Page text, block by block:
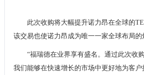
此次收购将大幅提升诺力昂在全球的
该交易也使诺力昂成为唯一一家全球布局的
“福瑞德在业界享有盛名。通过此次收
我们能够在快速增长的市场中更好地为客